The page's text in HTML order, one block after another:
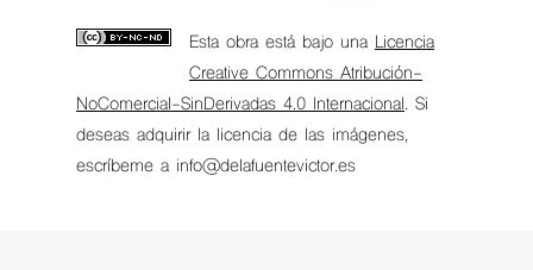
Esta obra está bajo una Licencia
Creative Commons Atribución-
NoComercial-SinDerivadas 4.0 Internacional. Si
deseas adquirir la licencia de las imágenes,
escríbeme a info@delafuentevictor.es